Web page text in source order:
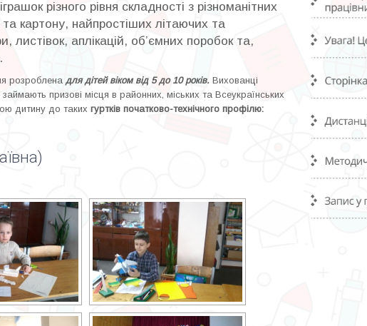
різного рівня складності з різноманітних
картону, найпростіших літаючих та
аплікацій, об’ємних поробок та,
розроблена для дітей віком від 5 до 10 років. Вихованці
призові місця в районних, міських та Всеукраїнських
дитину до таких гуртків початково-технічного профілю: